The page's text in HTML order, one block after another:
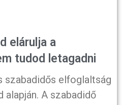
elárulja a
tudod letagadni
szabadidős elfoglaltság
alapján. A szabadidő